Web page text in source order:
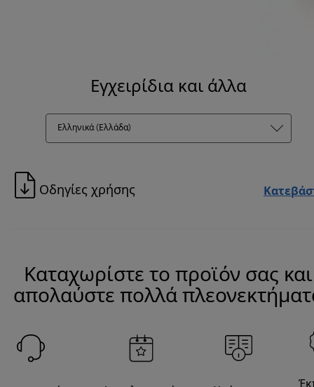
Εγχειρίδια και άλλα
Ελληνικά (Ελλάδα)
Οδηγίες χρήσης
Καταχωρίστε το προϊόν σας και
απολαύστε πολλά